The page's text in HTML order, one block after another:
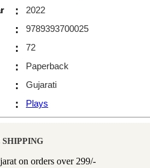
:
2022
:
9789393700025
:
72
:
Paperback
:
Gujarati
: Plays
SHIPPING
on orders over 299/-